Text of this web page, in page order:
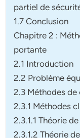
partiel de
1.7 Conclusion
Chapitre 2 :
portante
2.1 Introduction
2.2 Problème
2.3 Méthodes
2.3.1 Méthodes
2.3.1.1 Théorie
2.3.1.2 Théorie